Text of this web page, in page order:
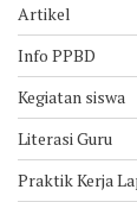
Artikel
Info PPBD
Kegiatan siswa
Literasi Guru
Praktik Kerja